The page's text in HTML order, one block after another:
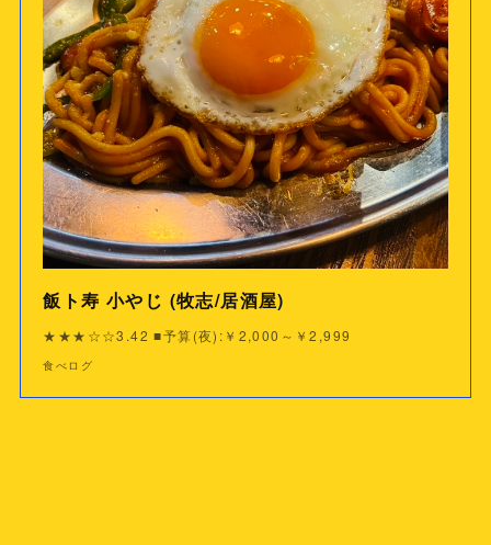
飯ト寿 小やじ (牧志/居酒屋)
★★★☆☆3.42 ■予算(夜):￥2,000～￥2,999
食べログ